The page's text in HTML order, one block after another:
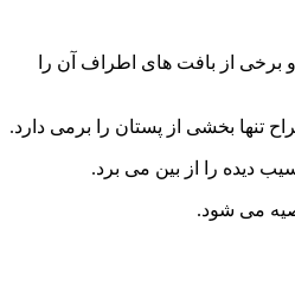
برخی از بافت های اطراف آن را
تنها بخشی از پستان را برمی دارد.
دیده را از بین می برد.
می شود.